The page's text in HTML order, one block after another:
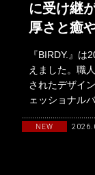
に受け継
厚さと癒
『BIRDY.』
えました。職
されたデザイ
ェッショナル
NEW